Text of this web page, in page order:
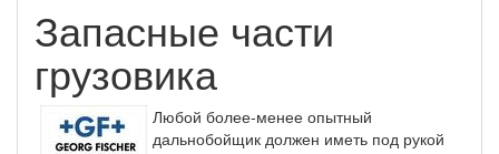
Запасные части
грузовика
Любой более-менее опытный
дальнобойщик должен иметь под рукой